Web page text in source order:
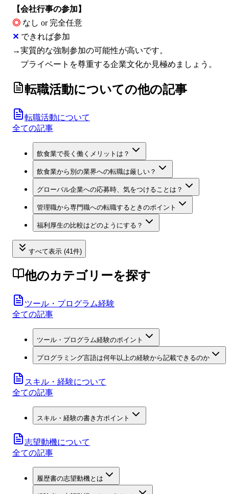
【会社行事の参加】
◎ なし or 完全任意
✕ できれば参加
→実質的な強制参加の可能性が高いです。
プライベートを尊重する企業文化か見極めましょう。
転職活動についての他の記事
転職活動について
全ての記事
飲食業で長く働くメリットは？
飲食業から別の業界への転職は厳しい？
グローバル企業への応募時、気をつけることは？
管理職から専門職への転職するときのポイント
福利厚生の比較はどのようにする？
すべて表示 (41件)
他のカテゴリーを探す
ツール・プログラム経験
全ての記事
ツール・プログラム経験のポイント
プログラミング言語は何年以上の経験から記載できるのか
スキル・経験について
全ての記事
スキル・経験の書き方ポイント
志望動機について
全ての記事
履歴書の志望動機とは